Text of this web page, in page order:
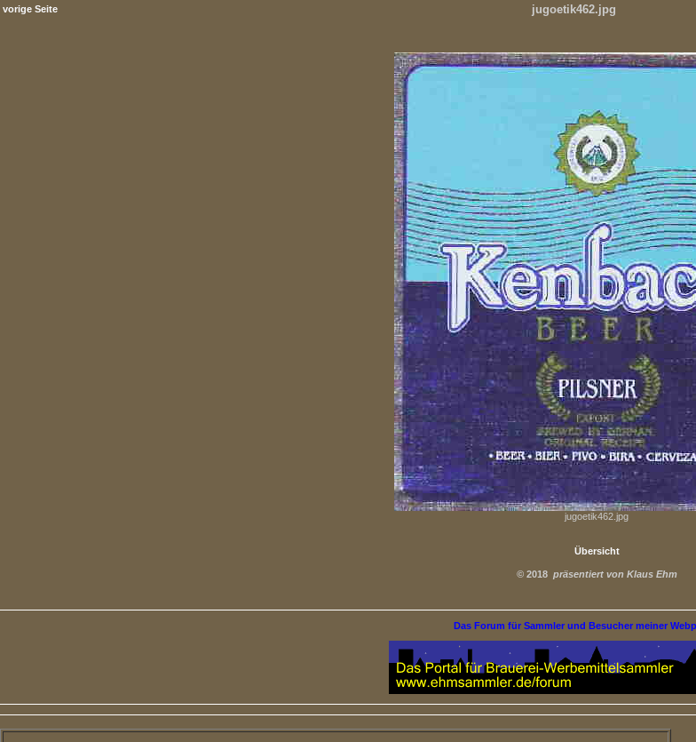
vorige Seite jugoetik462.jpg
jugoetik462.jpg
Übersicht
© 2018 präsentiert von Klaus Ehm
Das Forum für Sammler und Besucher meiner